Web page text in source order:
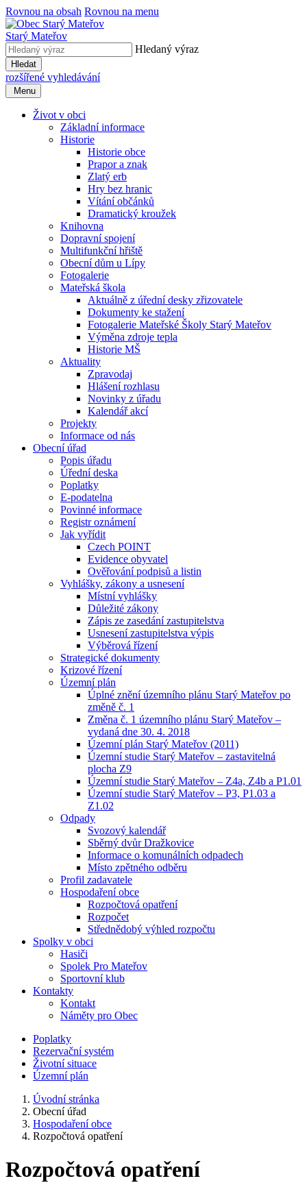
Rovnou na obsah Rovnou na menu
Starý Mateřov
Hledaný výraz
Hledat
rozšířené vyhledávání
Menu
Život v obci
Základní informace
Historie
Historie obce
Prapor a znak
Zlatý erb
Hry bez hranic
Vítání občánků
Dramatický kroužek
Knihovna
Dopravní spojení
Multifunkční hřiště
Obecní dům u Lípy
Fotogalerie
Mateřská škola
Aktuálně z úřední desky zřizovatele
Dokumenty ke stažení
Fotogalerie Mateřské Školy Starý Mateřov
Výměna zdroje tepla
Historie MŠ
Aktuality
Zpravodaj
Hlášení rozhlasu
Novinky z úřadu
Kalendář akcí
Projekty
Informace od nás
Obecní úřad
Popis úřadu
Úřední deska
Poplatky
E-podatelna
Povinné informace
Registr oznámení
Jak vyřídit
Czech POINT
Evidence obyvatel
Ověřování podpisů a listin
Vyhlášky, zákony a usnesení
Místní vyhlášky
Důležité zákony
Zápis ze zasedání zastupitelstva
Usnesení zastupitelstva výpis
Výběrová řízení
Strategické dokumenty
Krizové řízení
Územní plán
Úplné znění územního plánu Starý Mateřov po
změně č. 1
Změna č. 1 územního plánu Starý Mateřov –
vydaná dne 30. 4. 2018
Územní plán Starý Mateřov (2011)
Územní studie Starý Mateřov – zastavitelná
plocha Z9
Územní studie Starý Mateřov – Z4a, Z4b a P1.01
Územní studie Starý Mateřov – P3, P1.03 a
Z1.02
Odpady
Svozový kalendář
Sběrný dvůr Dražkovice
Informace o komunálních odpadech
Místo zpětného odběru
Profil zadavatele
Hospodaření obce
Rozpočtová opatření
Rozpočet
Střednědobý výhled rozpočtu
Spolky v obci
Hasiči
Spolek Pro Mateřov
Sportovní klub
Kontakty
Kontakt
Náměty pro Obec
Poplatky
Rezervační systém
Životní situace
Územní plán
Úvodní stránka
Obecní úřad
Hospodaření obce
Rozpočtová opatření
Rozpočtová opatření